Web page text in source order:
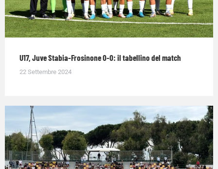
U17, Juve Stabia-Frosinone 0-0: il tabellino del match
22 Settembre 2024